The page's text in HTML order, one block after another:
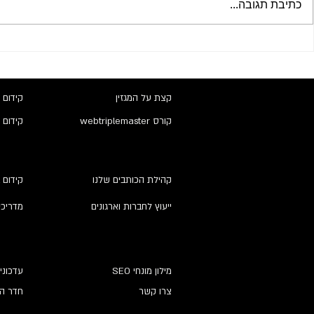
וורדפרס 5.5 תייצר מפת אתר
כתיבת תגובה...
קצת על המגזין
קורס webtriplemaster
קהילת הכותבים שלנו
ייעוץ לחברות וארגונים
חדר
מילון מונחי SEO
צרו קשר